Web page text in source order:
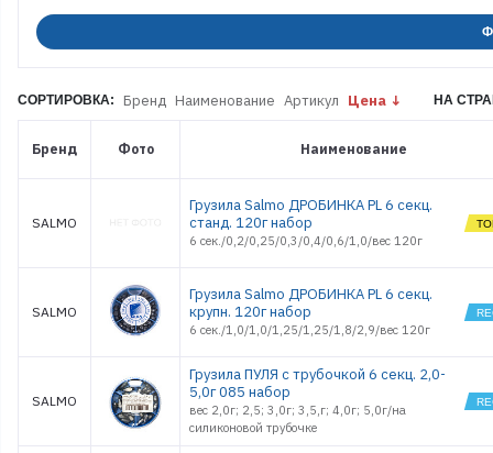
ЦИЛИНДР
СОРТИРОВКА: Бренд Наименование Артикул Цена НА
Бренд Фото Наименование
SALMO
Грузила Salmo ДРОБИНКА PL 6 секц.
станд. 120г набор
6 сек./0,2/0,25/0,3/0,4/0,6/1,0/вес 120г
SALMO
Грузила Salmo ДРОБИНКА PL 6 секц.
крупн. 120г набор
6 сек./1,0/1,0/1,25/1,25/1,8/2,9/вес 120г
SALMO
Грузила ПУЛЯ с трубочкой 6 секц. 2,0-
5,0г 085 набор
вес 2,0г; 2,5; 3,0г; 3,5,г; 4,0г; 5,0г/на
силиконовой трубочке